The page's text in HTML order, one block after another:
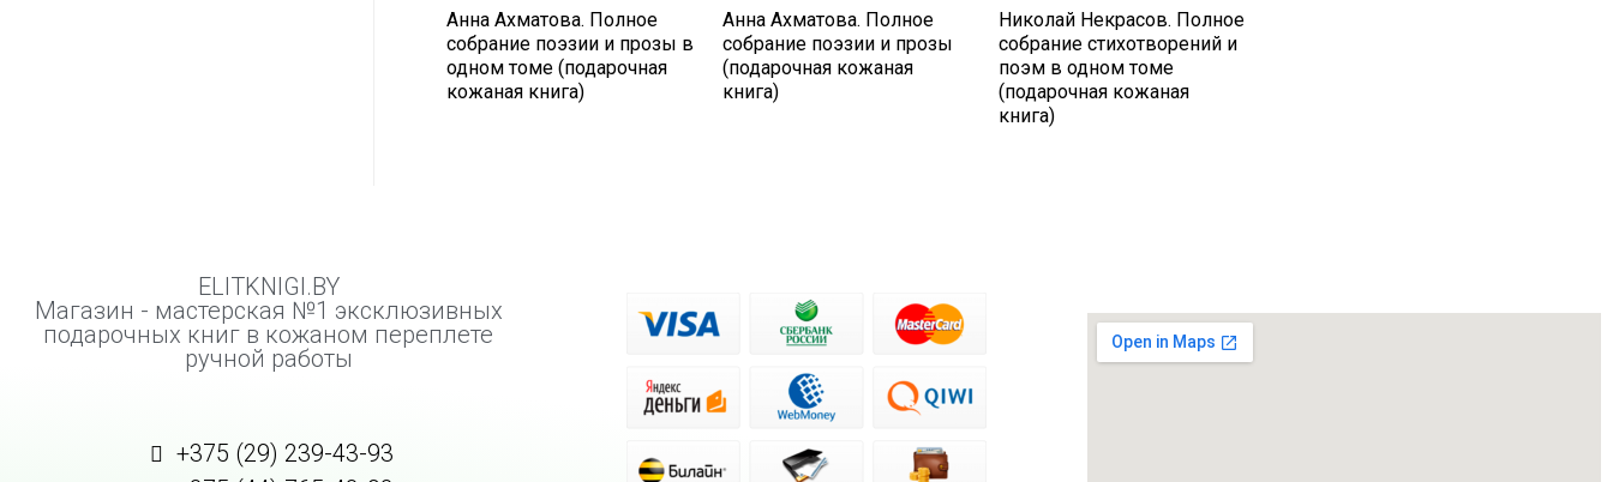
Анна Ахматова. Полное
собрание поэзии и прозы в
одном томе (подарочная
кожаная книга)
Анна Ахматова. Полное
собрание поэзии и прозы
(подарочная кожаная
книга)
Николай Некрасов. Полное
собрание стихотворений и
поэм в одном томе
(подарочная кожаная
книга)
ELITKNIGI.BY
Магазин - мастерская №1 эксклюзивных
подарочных книг в кожаном переплете
ручной работы
+375 (29) 239-43-93